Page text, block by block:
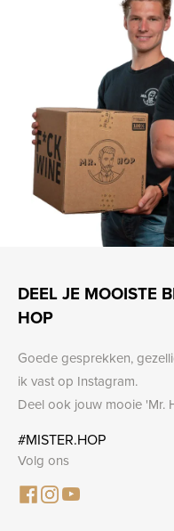
DEEL JE MOOISTE
HOP
Goede gesprekken,
ik vast op Instagram.
Deel ook jouw mooie 'Mr.
#MISTER.HOP
Volg ons